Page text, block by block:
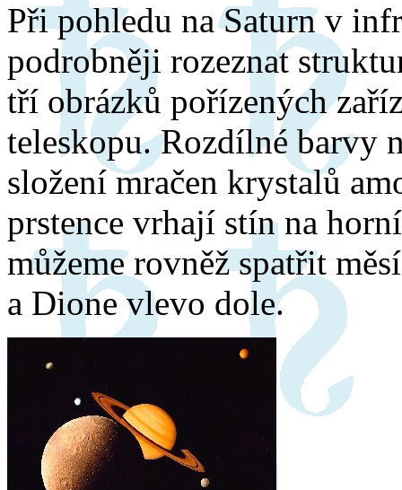
Při pohledu na Saturn v
podrobněji rozeznat
tří obrázků pořízených
teleskopu. Rozdílné barvy
složení mračen krystalů
prstence vrhají stín na
můžeme rovněž spatřit
a Dione vlevo dole.